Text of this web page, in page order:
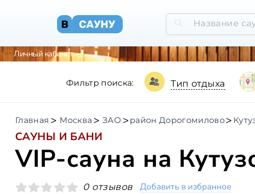
Личный кабинет
Фильтр поиска: Тип отдыха
Главная Москва ЗАО район Дорогомилово
САУНЫ И БАНИ
VIP-сауна на
0 отзывов Добавить в избранное